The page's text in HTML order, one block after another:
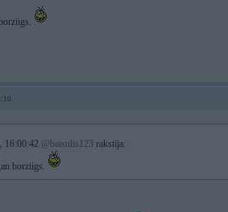
16:00:42 @baisulis123 rakstīja:
borziigs.